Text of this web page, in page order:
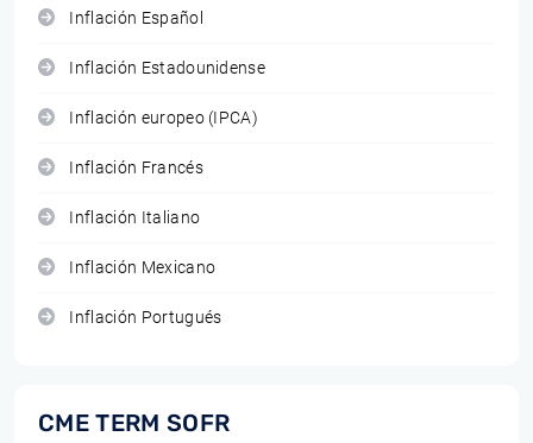
Inflación Español
Inflación Estadounidense
Inflación europeo (IPCA)
Inflación Francés
Inflación Italiano
Inflación Mexicano
Inflación Portugués
CME TERM SOFR